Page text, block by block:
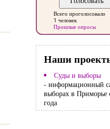
Всего проголосовало
1 человек
Прошлые опросы
Наши
Суды и выборы
- информационный
выборах в Приморье
года